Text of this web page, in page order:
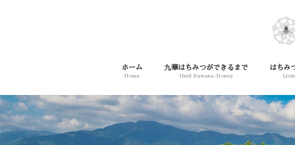
移
動
ホーム
Home
九華はちみつができるまで
Until Kuwana-Honey
はちみ